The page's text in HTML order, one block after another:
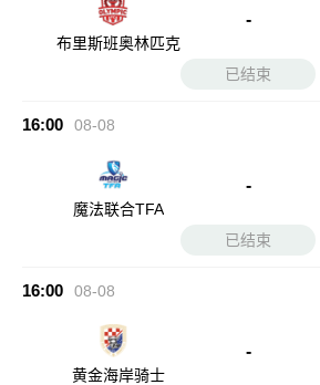
布里斯班奥林匹克
-
已结束
16:00 08-08
魔法联合TFA
-
已结束
16:00 08-08
黄金海岸骑士
-